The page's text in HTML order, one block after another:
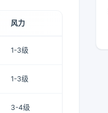
风力
1-3级
1-3级
3-4级